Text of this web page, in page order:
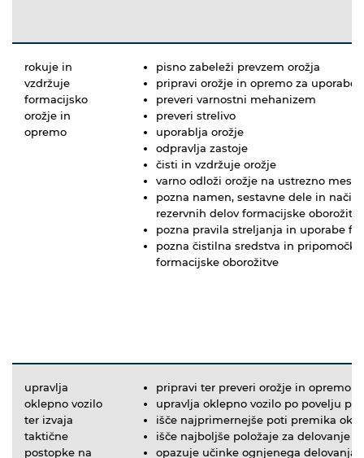
rokuje in
vzdržuje
formacijsko
orožje in
opremo
pisno zabeleži prevzem orožja
pripravi orožje in opremo za uporabo
preveri varnostni mehanizem
preveri strelivo
uporablja orožje
odpravlja zastoje
čisti in vzdržuje orožje
varno odloži orožje na ustrezno
pozna namen, sestavne dele in
rezervnih delov formacijske oborožitve
pozna pravila streljanja in uporabe
pozna čistilna sredstva in
formacijske oborožitve
upravlja
oklepno vozilo
ter izvaja
taktične
postopke na
pripravi ter preveri orožje in opremo
upravlja oklepno vozilo po povelju
išče najprimernejše poti premika
išče najboljše položaje za delovanje
opazuje učinke ognjenega delovanja